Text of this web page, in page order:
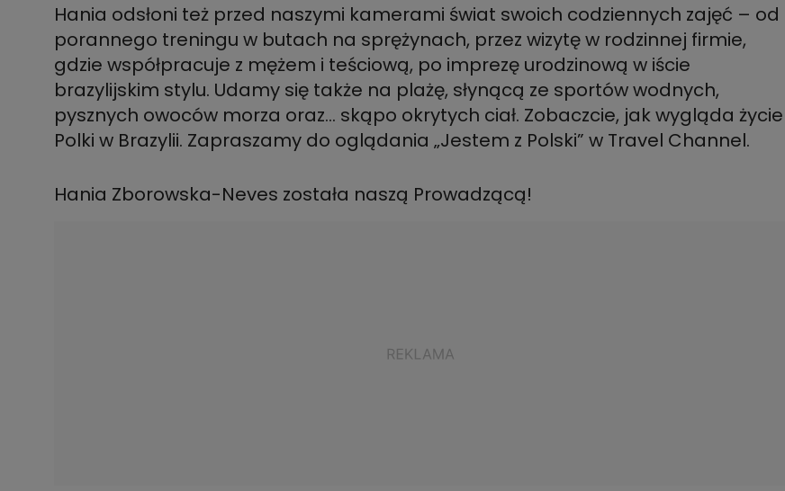
Hania odsłoni też przed naszymi kamerami świat swoich codziennych zajęć – od
porannego treningu w butach na sprężynach, przez wizytę w rodzinnej firmie,
gdzie współpracuje z mężem i teściową, po imprezę urodzinową w iście
brazylijskim stylu. Udamy się także na plażę, słynącą ze sportów wodnych,
pysznych owoców morza oraz… skąpo okrytych ciał. Zobaczcie, jak wygląda życie
Polki w Brazylii. Zapraszamy do oglądania „Jestem z Polski” w Travel Channel.
Hania Zborowska-Neves została naszą Prowadzącą!